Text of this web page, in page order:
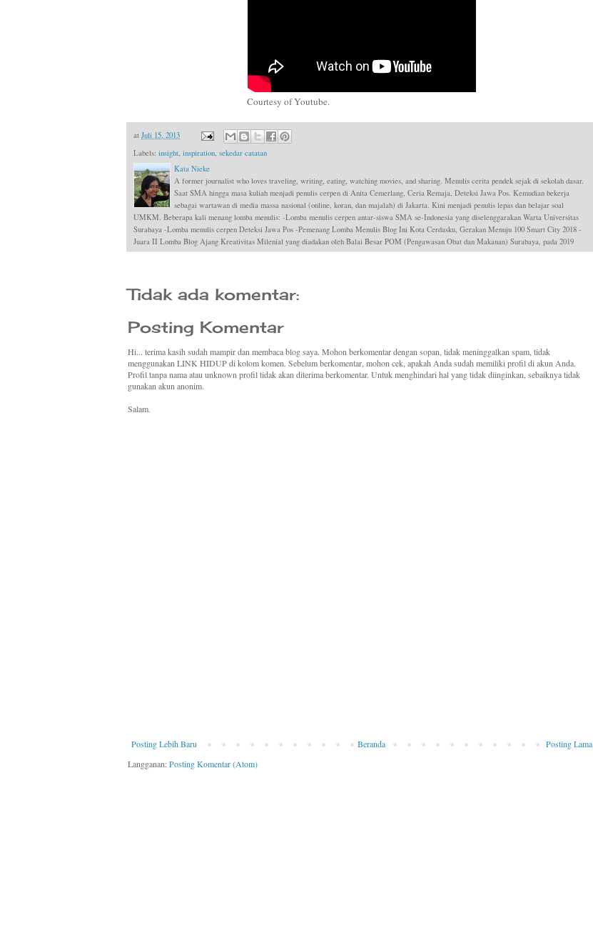
Courtesy of Youtube.
at Juli 15, 2013
Labels: insight, inspiration, sekedar catatan
Kata Nieke
A former journalist who loves traveling, writing, eating, watching movies, and sharing. Menulis cerita pendek sejak di sekolah dasar.
Saat SMA hingga masa kuliah menjadi penulis cerpen di Anita Cemerlang, Ceria Remaja, Deteksi Jawa Pos. Kemudian bekerja
sebagai wartawan di media massa nasional (online, koran, dan majalah) di Jakarta. Kini menjadi penulis lepas dan belajar soal
UMKM. Beberapa kali menang lomba menulis: -Lomba menulis cerpen antar-siswa SMA se-Indonesia yang diselenggarakan Warta Universitas
Surabaya -Lomba menulis cerpen Deteksi Jawa Pos -Pemenang Lomba Menulis Blog Ini Kota Cerdasku, Gerakan Menuju 100 Smart City 2018 -
Juara II Lomba Blog Ajang Kreativitas Milenial yang diadakan oleh Balai Besar POM (Pengawasan Obat dan Makanan) Surabaya, pada 2019
Tidak ada komentar:
Posting Komentar
Hi... terima kasih sudah mampir dan membaca blog saya. Mohon berkomentar dengan sopan, tidak meninggalkan spam, tidak
menggunakan LINK HIDUP di kolom komen. Sebelum berkomentar, mohon cek, apakah Anda sudah memiliki profil di akun Anda.
Profil tanpa nama atau unknown profil tidak akan diterima berkomentar. Untuk menghindari hal yang tidak diinginkan, sebaiknya tidak
gunakan akun anonim.
Salam.
Posting Lebih Baru Posting Lama
Beranda
Langganan:Posting Komentar (Atom)